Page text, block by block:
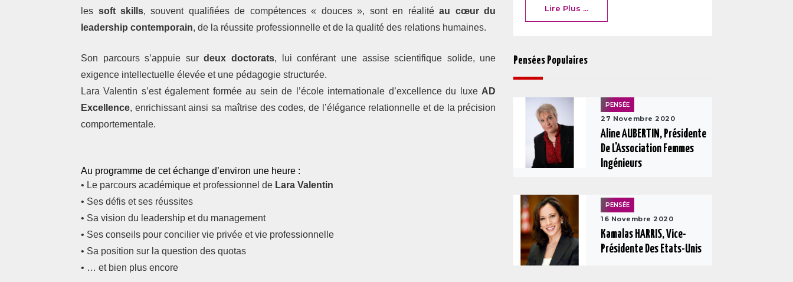
les soft skills, souvent qualifiées de compétences « douces », sont en réalité au cœur du
leadership contemporain, de la réussite professionnelle et de la qualité des relations humaines.
Son parcours s’appuie sur deux doctorats, lui conférant une assise scientifique solide, une
exigence intellectuelle élevée et une pédagogie structurée.
Lara Valentin s’est également formée au sein de l’école internationale d’excellence du luxe AD
Excellence, enrichissant ainsi sa maîtrise des codes, de l’élégance relationnelle et de la précision
comportementale.
Au programme de cet échange d’environ une heure :
• Le parcours académique et professionnel de Lara Valentin
• Ses défis et ses réussites
• Sa vision du leadership et du management
• Ses conseils pour concilier vie privée et vie professionnelle
• Sa position sur la question des quotas
• … et bien plus encore
Lire Plus ...
Pensées Populaires
PENSÉE
27 Novembre 2020
Aline AUBERTIN, Présidente
De L'Association Femmes
Ingénieurs
PENSÉE
16 Novembre 2020
Kamalas HARRIS, Vice-
Présidente Des Etats-Unis